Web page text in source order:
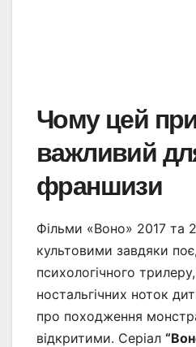
Чому цей
важливий
франшизи
Фільми «Воно» 2017 та
культовими завдяки
психологічного
ностальгічних ноток
про походження
відкритими. Серіал